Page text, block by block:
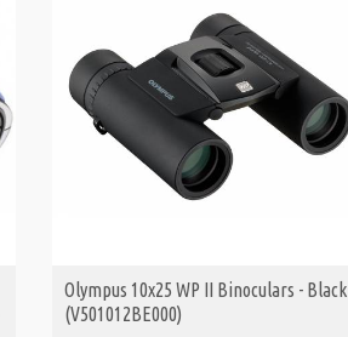
ΑΓΟΡΑ
Olympus 10x25 WP II Binoculars - Black
(V501012BE000)